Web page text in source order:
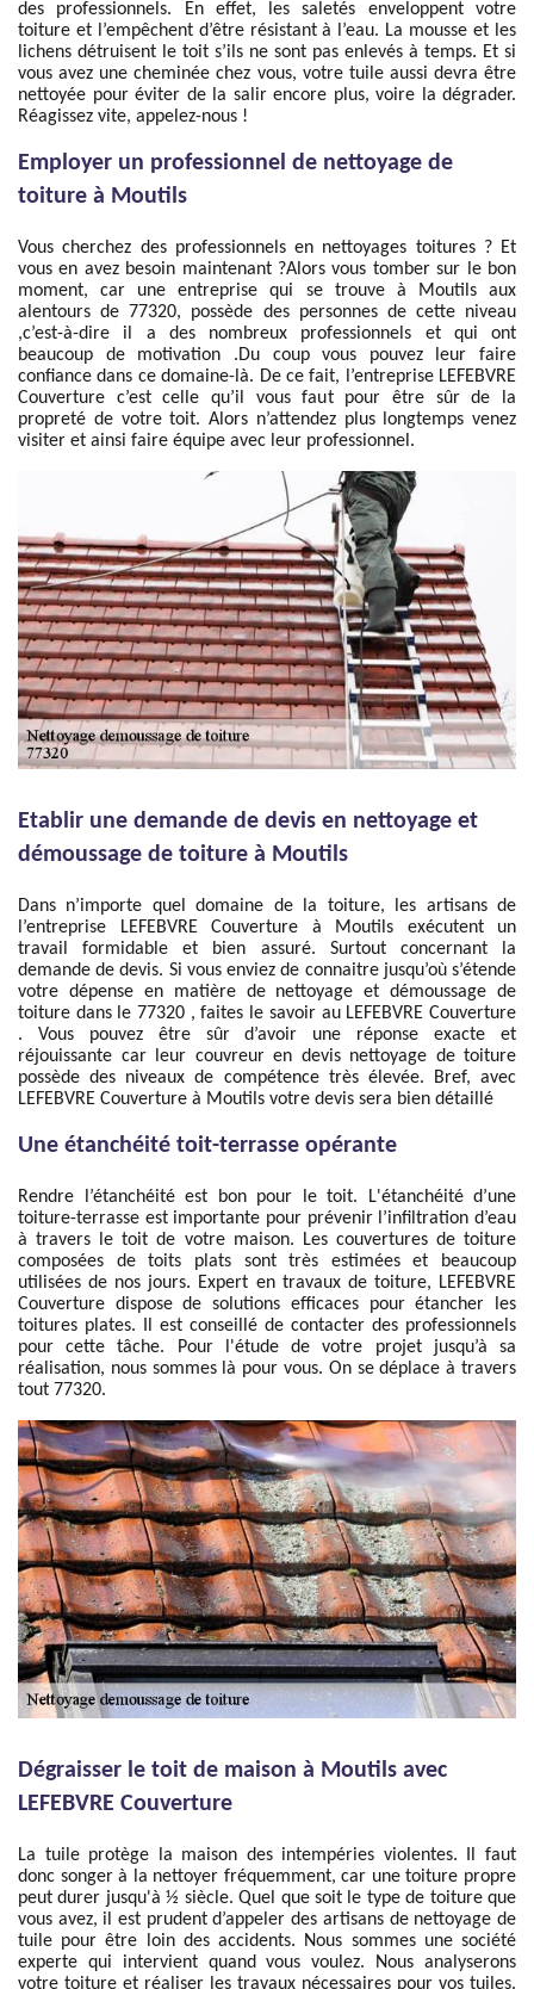
des professionnels. En effet, les saletés enveloppent votre
toiture et l’empêchent d’être résistant à l’eau. La mousse et les
lichens détruisent le toit s’ils ne sont pas enlevés à temps. Et si
vous avez une cheminée chez vous, votre tuile aussi devra être
nettoyée pour éviter de la salir encore plus, voire la dégrader.
Réagissez vite, appelez-nous !
Employer un professionnel de nettoyage de
toiture à Moutils
Vous cherchez des professionnels en nettoyages toitures ? Et
vous en avez besoin maintenant ?Alors vous tomber sur le bon
moment, car une entreprise qui se trouve à Moutils aux
alentours de 77320, possède des personnes de cette niveau
,c’est-à-dire il a des nombreux professionnels et qui ont
beaucoup de motivation .Du coup vous pouvez leur faire
confiance dans ce domaine-là. De ce fait, l’entreprise LEFEBVRE
Couverture c’est celle qu’il vous faut pour être sûr de la
propreté de votre toit. Alors n’attendez plus longtemps venez
visiter et ainsi faire équipe avec leur professionnel.
Etablir une demande de devis en nettoyage et
démoussage de toiture à Moutils
Dans n’importe quel domaine de la toiture, les artisans de
l’entreprise LEFEBVRE Couverture à Moutils exécutent un
travail formidable et bien assuré. Surtout concernant la
demande de devis. Si vous enviez de connaitre jusqu’où s’étende
votre dépense en matière de nettoyage et démoussage de
toiture dans le 77320 , faites le savoir au LEFEBVRE Couverture
. Vous pouvez être sûr d’avoir une réponse exacte et
réjouissante car leur couvreur en devis nettoyage de toiture
possède des niveaux de compétence très élevée. Bref, avec
LEFEBVRE Couverture à Moutils votre devis sera bien détaillé
Une étanchéité toit-terrasse opérante
Rendre l’étanchéité est bon pour le toit. L'étanchéité d’une
toiture-terrasse est importante pour prévenir l’infiltration d’eau
à travers le toit de votre maison. Les couvertures de toiture
composées de toits plats sont très estimées et beaucoup
utilisées de nos jours. Expert en travaux de toiture, LEFEBVRE
Couverture dispose de solutions efficaces pour étancher les
toitures plates. Il est conseillé de contacter des professionnels
pour cette tâche. Pour l'étude de votre projet jusqu’à sa
réalisation, nous sommes là pour vous. On se déplace à travers
tout 77320.
Dégraisser le toit de maison à Moutils avec
LEFEBVRE Couverture
La tuile protège la maison des intempéries violentes. Il faut
donc songer à la nettoyer fréquemment, car une toiture propre
peut durer jusqu'à ½ siècle. Quel que soit le type de toiture que
vous avez, il est prudent d’appeler des artisans de nettoyage de
tuile pour être loin des accidents. Nous sommes une société
experte qui intervient quand vous voulez. Nous analyserons
votre toiture et réaliser les travaux nécessaires pour vos tuiles.